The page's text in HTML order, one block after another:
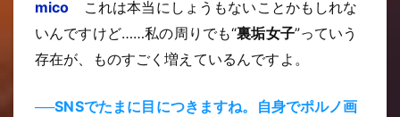
mico これは本当にしょうもないことかもしれな
いんですけど……私の周りでも“裏垢女子”っていう
存在が、ものすごく増えているんですよ。
──SNSでたまに目につきますね。自身でポルノ画